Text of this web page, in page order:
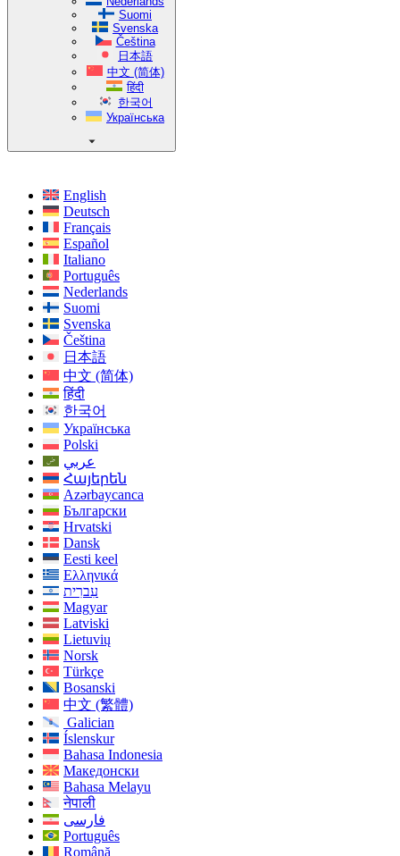
Suomi
Svenska
Čeština
日本語
中文 (简体)
हिंदी
한국어
Українська
English
Deutsch
Français
Español
Italiano
Português
Nederlands
Suomi
Svenska
Čeština
日本語
中文 (简体)
हिंदी
한국어
Українська
Polski
عربي
Հայերեն
Azərbaycanca
Български
Hrvatski
Dansk
Eesti keel
Ελληνικά
עִברִית
Magyar
Latviski
Lietuvių
Norsk
Türkçe
Bosanski
中文 (繁體)
Galician
Íslenskur
Bahasa Indonesia
Македонски
Bahasa Melayu
नेपाली
فارسی
Português
Română